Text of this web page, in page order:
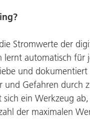
Stromwerte der
lernt automatisch für
und dokumentiert
und Gefahren durch
ein Werkzeug
der maximalen